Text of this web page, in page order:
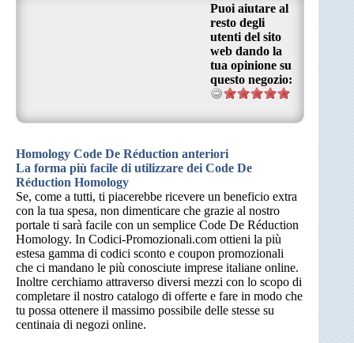
Puoi aiutare al
resto degli
utenti del sito
web dando la
tua opinione su
questo negozio:
Homology Code De Réduction anteriori
La forma più facile di utilizzare dei Code De
Réduction Homology
Se, come a tutti, ti piacerebbe ricevere un beneficio extra
con la tua spesa, non dimenticare che grazie al nostro
portale ti sarà facile con un semplice Code De Réduction
Homology. In Codici-Promozionali.com ottieni la più
estesa gamma di codici sconto e coupon promozionali
che ci mandano le più conosciute imprese italiane online.
Inoltre cerchiamo attraverso diversi mezzi con lo scopo di
completare il nostro catalogo di offerte e fare in modo che
tu possa ottenere il massimo possibile delle stesse su
centinaia di negozi online.